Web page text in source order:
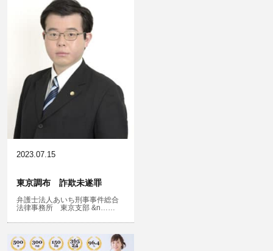
不正競争防止法
住居侵入等
名誉棄損・侮辱
2023.07.15
東京調布 詐欺未遂罪
弁護士法人あいち刑事事件総合
法律事務所 東京支部 &n……